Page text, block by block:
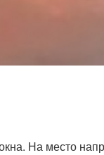
На место